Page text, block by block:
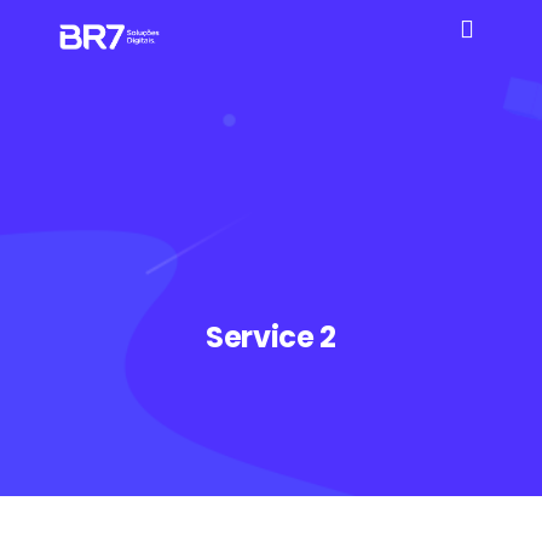
Service 2